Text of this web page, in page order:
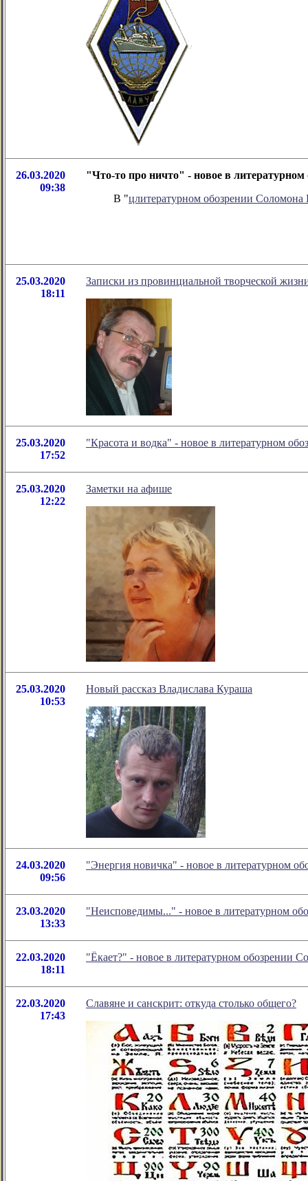
26.03.2020
09:38
"Что-то про ничто" - новое в
В "цлитературном обозрении
25.03.2020
18:11
Записки из провинциальной творческой
25.03.2020
17:52
"Красота и водка" - новое в литературном
25.03.2020
12:22
Заметки на афише
25.03.2020
10:53
Новый рассказ Владислава Кураша
24.03.2020
09:56
"Энергия новичка" - новое в литературном
23.03.2020
13:33
"Неисповедимы..." - новое в литературном
22.03.2020
18:11
"Ёкает?" - новое в литературном обозрении
22.03.2020
17:43
Славяне и санскрит: откуда столько общего?